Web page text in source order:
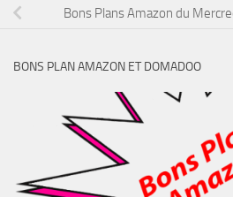
Bons Plans Amazon du
BONS PLAN AMAZON ET DOMADOO